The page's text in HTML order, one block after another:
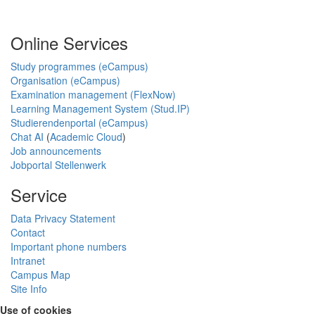
Online Services
Study programmes (eCampus)
Organisation (eCampus)
Examination management (FlexNow)
Learning Management System (Stud.IP)
Studierendenportal (eCampus)
Chat AI (Academic Cloud)
Job announcements
Jobportal Stellenwerk
Service
Data Privacy Statement
Contact
Important phone numbers
Intranet
Campus Map
Site Info
Use of cookies